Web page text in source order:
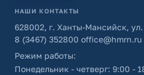
НАШИ КОНТАКТЫ
628002, г. Ханты-Мансийск, ул.
8 (3467) 352800 office@hmrn.ru
Режим работы:
Понедельник - четверг: 9:00 -